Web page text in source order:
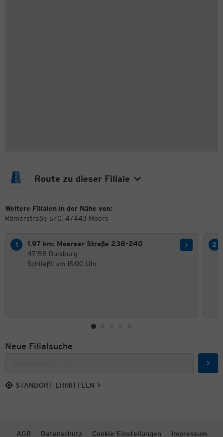
Route zu dieser Filiale
Weitere Filialen in der Nähe von:
Römerstraße 570, 47443 Moers
1.97 km: Moerser Straße 238-240
47198 Duisburg
Schließt um 15:00 Uhr
Neue Filialsuche
STANDORT ERMITTELN
AGB Datenschutz Cookie-Einstellungen Impressum